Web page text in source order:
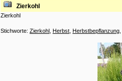
Zierkohl
Zierkohl
Stichworte: Zierkohl Herbst Herbstbepflanzung